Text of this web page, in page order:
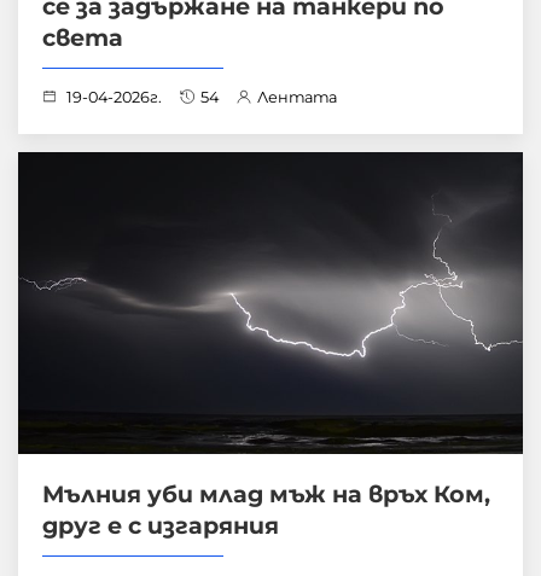
се за задържане на танкери по
света
19-04-2026г. 54 Лентата
Мълния уби млад мъж на връх Ком,
друг е с изгаряния